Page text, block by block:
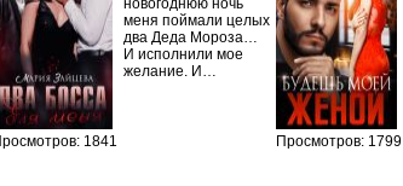
1841
новогоднюю ночь
меня поймали целых
два Деда Мороза…
И исполнили мое
желание. И…
Просмотров: 1799